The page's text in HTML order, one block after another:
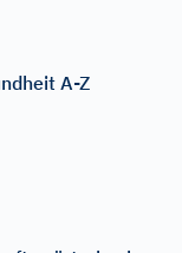
A-Z